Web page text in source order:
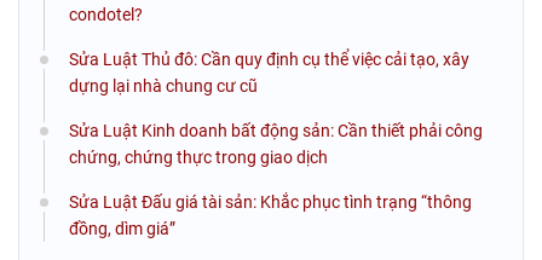
condotel?
Sửa Luật Thủ đô: Cần quy định cụ thể việc cải tạo, xây
dựng lại nhà chung cư cũ
Sửa Luật Kinh doanh bất động sản: Cần thiết phải công
chứng, chứng thực trong giao dịch
Sửa Luật Đấu giá tài sản: Khắc phục tình trạng “thông
đồng, dìm giá”